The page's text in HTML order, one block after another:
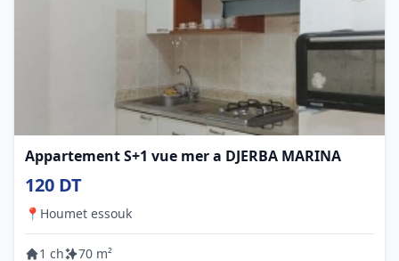
Appartement S+1 vue mer a DJERBA MARINA
120 DT
📍 Houmet essouk
1 ch 70 m²